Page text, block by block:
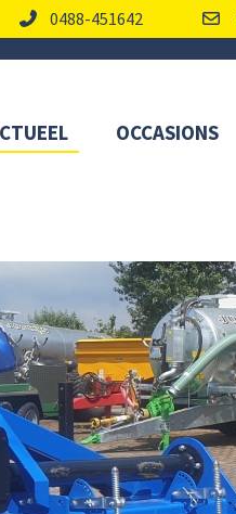
0488-451642
OCCASIONS